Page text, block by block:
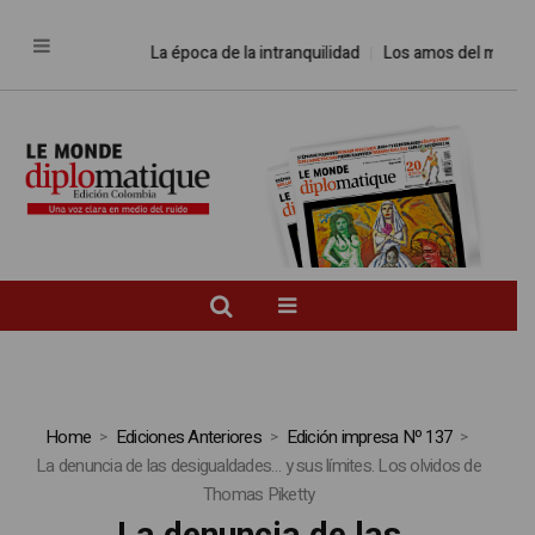
La época de la intranquilidad Los amos del mundo
Home Ediciones Anteriores
Edición impresa Nº 137
La denuncia de las desigualdades… y sus límites. Los olvidos de
Thomas Piketty